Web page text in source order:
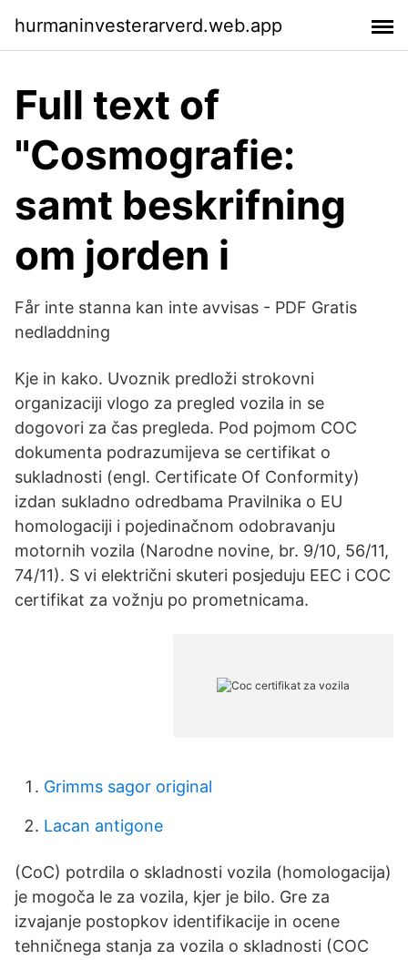
hurmaninvesterarverd.web.app
Full text of
"Cosmografie:
samt beskrifning
om jorden i
Får inte stanna kan inte avvisas - PDF Gratis
nedladdning
Kje in kako. Uvoznik predloži strokovni
organizaciji vlogo za pregled vozila in se
dogovori za čas pregleda. Pod pojmom COC
dokumenta podrazumijeva se certifikat o
sukladnosti (engl. Certificate Of Conformity)
izdan sukladno odredbama Pravilnika o EU
homologaciji i pojedinačnom odobravanju
motornih vozila (Narodne novine, br. 9/10, 56/11,
74/11). S vi električni skuteri posjeduju EEC i COC
certifikat za vožnju po prometnicama.
Grimms sagor original
Lacan antigone
(CoC) potrdila o skladnosti vozila (homologacija)
je mogoča le za vozila, kjer je bilo. Gre za
izvajanje postopkov identifikacije in ocene
tehničnega stanja za vozila o skladnosti (COC